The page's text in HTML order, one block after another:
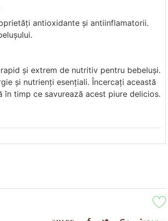
antioxidante și antiinflamatorii.
și extrem de nutritiv pentru bebeluși.
și nutrienți esențiali. Încercați această
timp ce savurează acest piure delicios.